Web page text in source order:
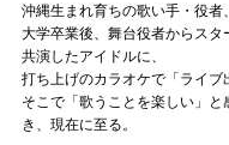
ぶいマガ！ by muevo
Follow us
沖縄生まれ育ちの歌い手・役者
大学卒業後、舞台役者からス
共演したアイドルに、
打ち上げのカラオケで「ライブ
そこで「歌うことを楽しい」
き、現在に至る。